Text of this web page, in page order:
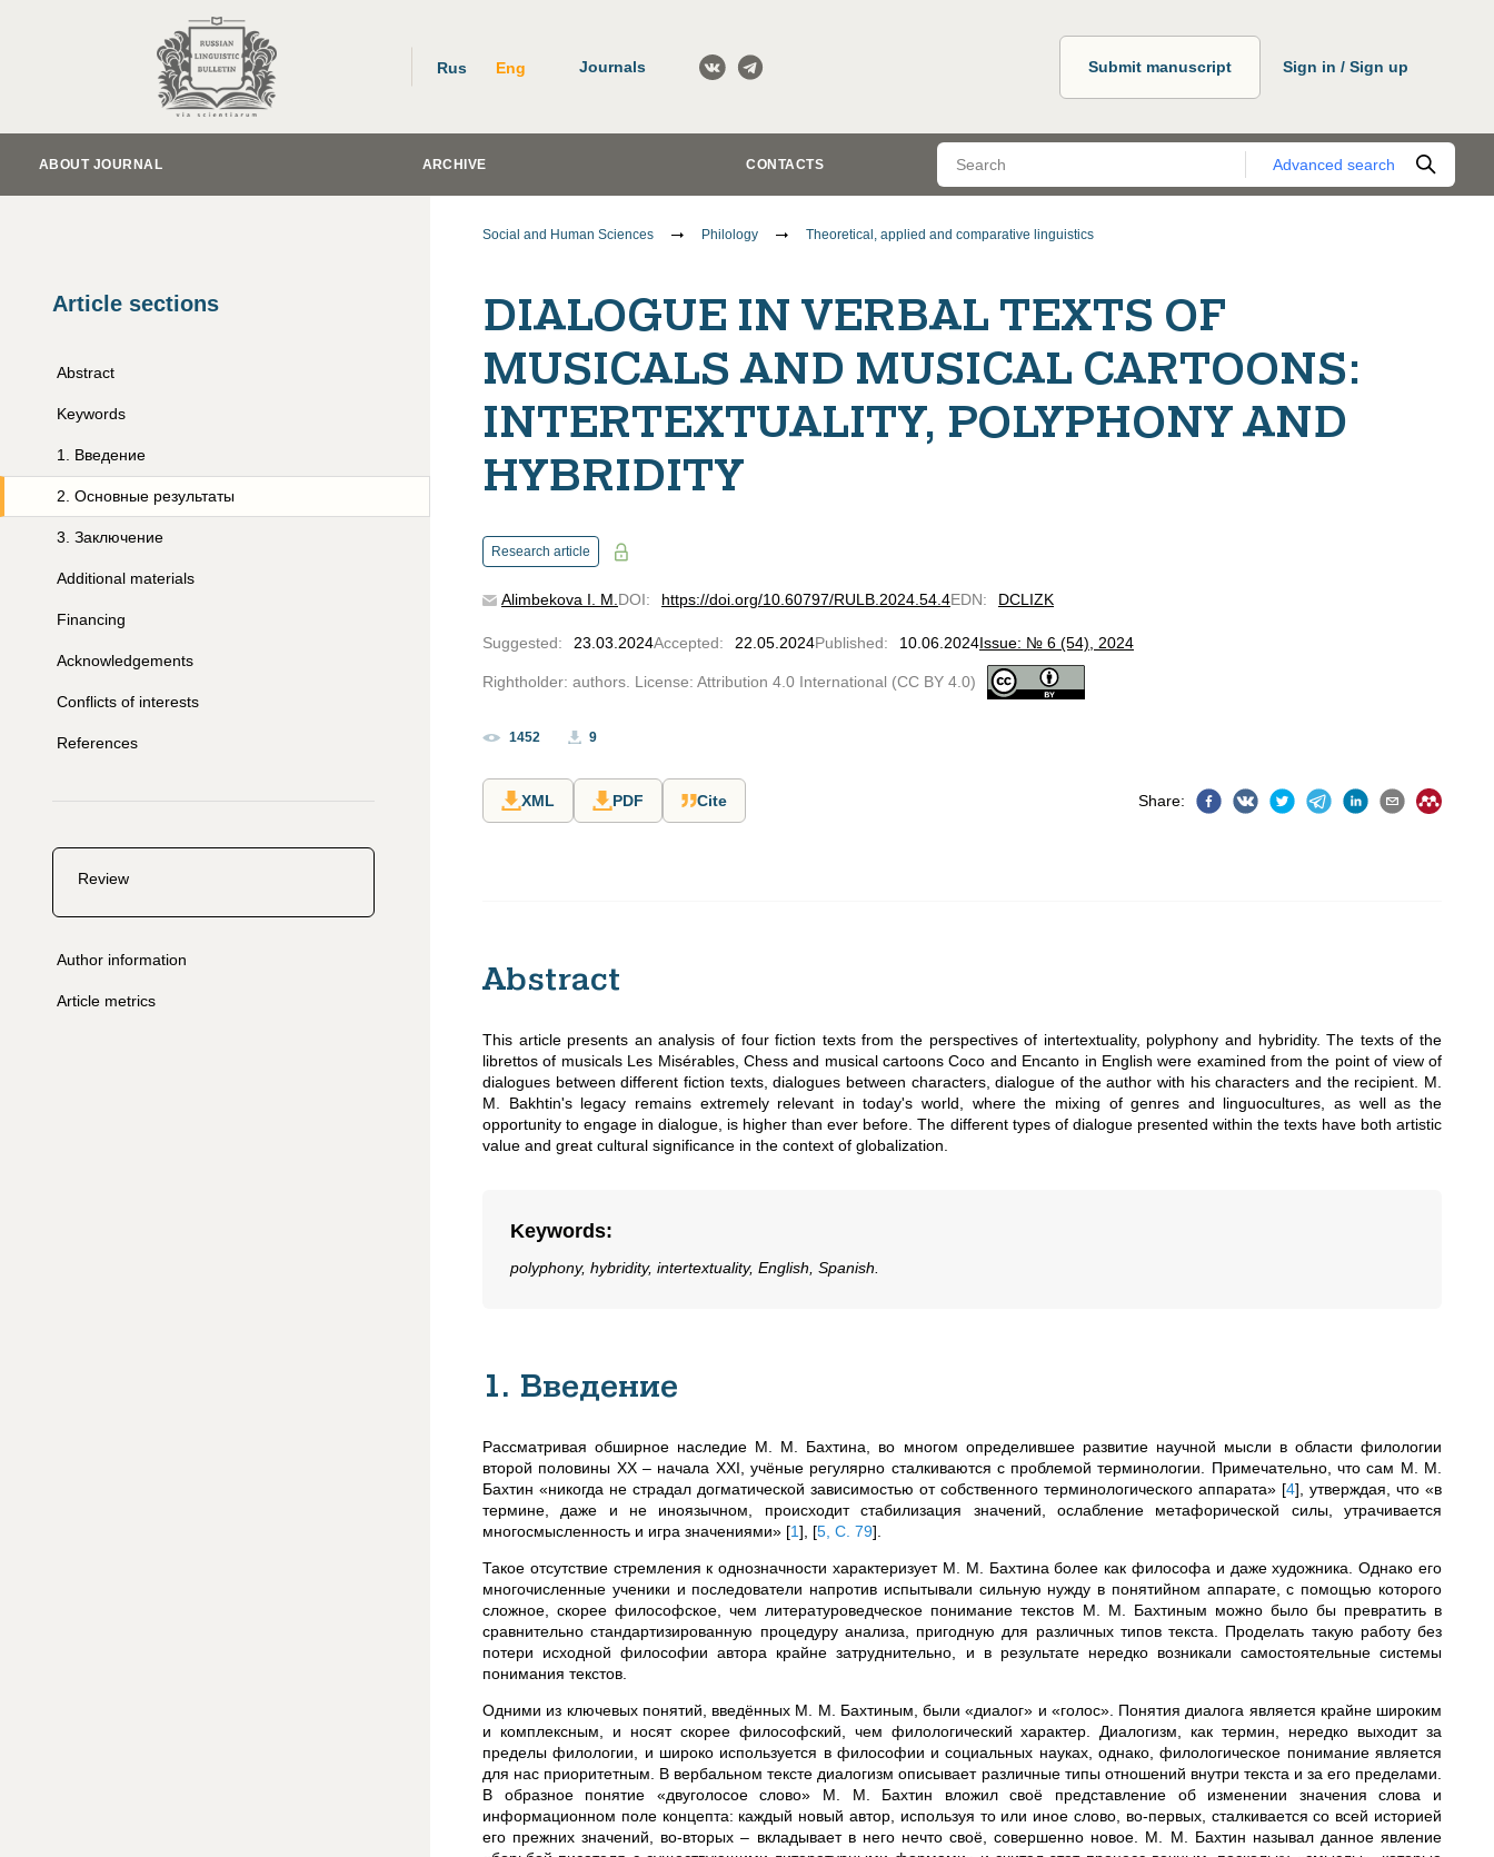
Rus Eng Journals Submit manuscript Sign in / Sign up
ABOUT JOURNAL ARCHIVE CONTACTS Advanced search
Article sections
Abstract
Keywords
1 Введение
2 Основные результаты
3 Заключение
Additional materials
Financing
Acknowledgements
Conflicts of interests
References
Review
Author information
Article metrics
Social and Human Sciences Philology Theoretical, applied and comparative linguistics
DIALOGUE IN VERBAL TEXTS OF
MUSICALS AND MUSICAL CARTOONS:
INTERTEXTUALITY, POLYPHONY AND
HYBRIDITY
Research article
Alimbekova I. M. DOI: https://doi.org/10.60797/RULB.2024.54.4EDN: DCLIZK
Suggested: 23.03.2024Accepted: 22.05.2024Published: 10.06.2024Issue: № 6 (54), 2024
Rightholder: authors. License: Attribution 4.0 International (CC BY 4.0)
1452 9
XML PDF Cite Share:
Abstract
This article presents an analysis of four fiction texts from the perspectives of intertextuality, polyphony and hybridity. The texts of the
librettos of musicals Les Misérables, Chess and musical cartoons Coco and Encanto in English were examined from the point of view of
dialogues between different fiction texts, dialogues between characters, dialogue of the author with his characters and the recipient. M.
M. Bakhtin's legacy remains extremely relevant in today's world, where the mixing of genres and linguocultures, as well as the
opportunity to engage in dialogue, is higher than ever before. The different types of dialogue presented within the texts have both artistic
value and great cultural significance in the context of globalization.
Keywords:
polyphony, hybridity, intertextuality, English, Spanish.
1. Введение
Рассматривая обширное наследие М. М. Бахтина, во многом определившее развитие научной мысли в области филологии
второй половины XX – начала XXI, учёные регулярно сталкиваются с проблемой терминологии. Примечательно, что сам М. М.
Бахтин «никогда не страдал догматической зависимостью от собственного терминологического аппарата» [4] , утверждая, что «в
термине, даже и не иноязычном, происходит стабилизация значений, ослабление метафорической силы, утрачивается
многосмысленность и игра значениями» [1] [5, C. 79]
Такое отсутствие стремления к однозначности характеризует М. М. Бахтина более как философа и даже художника. Однако его
многочисленные ученики и последователи напротив испытывали сильную нужду в понятийном аппарате, с помощью которого
сложное, скорее философское, чем литературоведческое понимание текстов М. М. Бахтиным можно было бы превратить в
сравнительно стандартизированную процедуру анализа, пригодную для различных типов текста. Проделать такую работу без
потери исходной философии автора крайне затруднительно, и в результате нередко возникали самостоятельные системы
понимания текстов.
Одними из ключевых понятий, введённых М. М. Бахтиным, были «диалог» и «голос». Понятия диалога является крайне широким
и комплексным, и носят скорее философский, чем филологический характер. Диалогизм, как термин, нередко выходит за
пределы филологии, и широко используется в философии и социальных науках, однако, филологическое понимание является
для нас приоритетным. В вербальном тексте диалогизм описывает различные типы отношений внутри текста и за его пределами.
В образное понятие «двуголосое слово» М. М. Бахтин вложил своё представление об изменении значения слова и
информационном поле концепта: каждый новый автор, используя то или иное слово, во-первых, сталкивается со всей историей
его прежних значений, во-вторых – вкладывает в него нечто своё, совершенно новое. М. М. Бахтин называл данное явление